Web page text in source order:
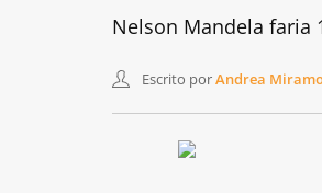
Nelson Mandela faria
Escrito porAndrea